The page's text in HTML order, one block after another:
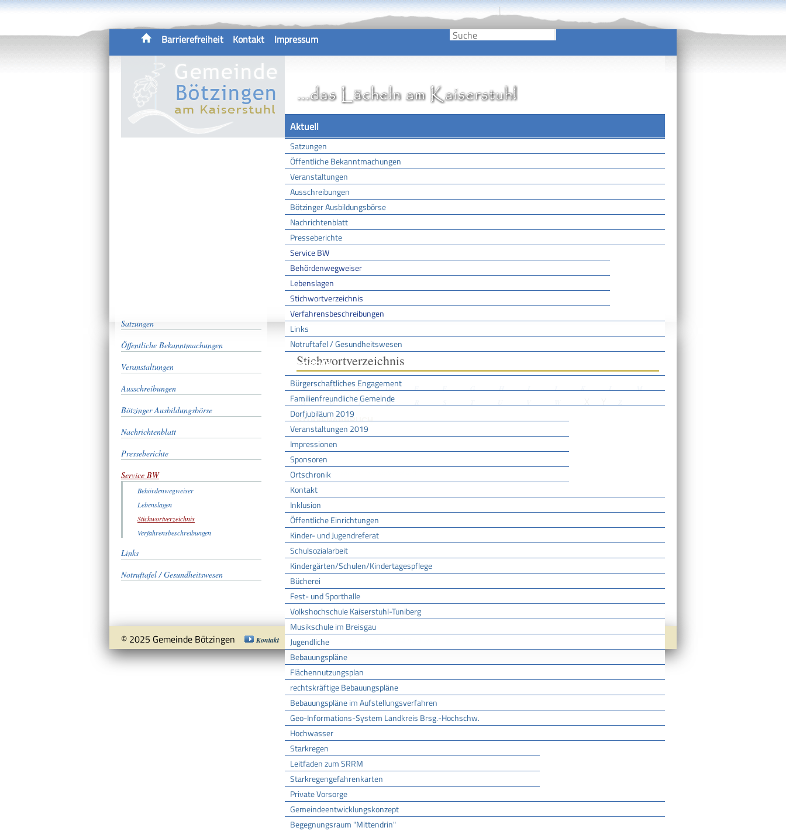
Barrierefreiheit Kontakt Impressum
Aktuell
Satzungen
Öffentliche Bekanntmachungen
Veranstaltungen
Ausschreibungen
Bötzinger Ausbildungsbörse
Nachrichtenblatt
Presseberichte
Service BW
Behördenwegweiser
Lebenslagen
Stichwortverzeichnis
Verfahrensbeschreibungen
Links
Notruftafel / Gesundheitswesen
Gemeinde
Bürgerschaftliches Engagement
Familienfreundliche Gemeinde
Dorfjubiläum 2019
Veranstaltungen 2019
Impressionen
Sponsoren
Ortschronik
Kontakt
Inklusion
Öffentliche Einrichtungen
Kinder- und Jugendreferat
Schulsozialarbeit
Kindergärten/Schulen/Kindertagespflege
Bücherei
Fest- und Sporthalle
Volkshochschule Kaiserstuhl-Tuniberg
Musikschule im Breisgau
Jugendliche
Bebauungspläne
Flächennutzungsplan
rechtskräftige Bebauungspläne
Bebauungspläne im Aufstellungsverfahren
Geo-Informations-System Landkreis Brsg.-Hochschw.
Hochwasser
Starkregen
Leitfaden zum SRRM
Starkregengefahrenkarten
Private Vorsorge
Gemeindeentwicklungskonzept
Begegnungsraum "Mittendrin"
Satzungen
Öffentliche Bekanntmachungen
Veranstaltungen
Ausschreibungen
Bötzinger Ausbildungsbörse
Nachrichtenblatt
Presseberichte
Service BW
Behördenwegweiser
Lebenslagen
Stichwortverzeichnis
Verfahrensbeschreibungen
Links
Notruftafel / Gesundheitswesen
Sie sind hier:Startseite /Aktuell /Service BW /Stichwortverzeichnis
Stichwortverzeichnis
A B C D E F G H I J K L
M
N
O P Q
STUDIENABBRUCH
Leistungen
Exmatrikulation - Studium beenden
© 2025 Gemeinde Bötzingen Kontakt Impressum